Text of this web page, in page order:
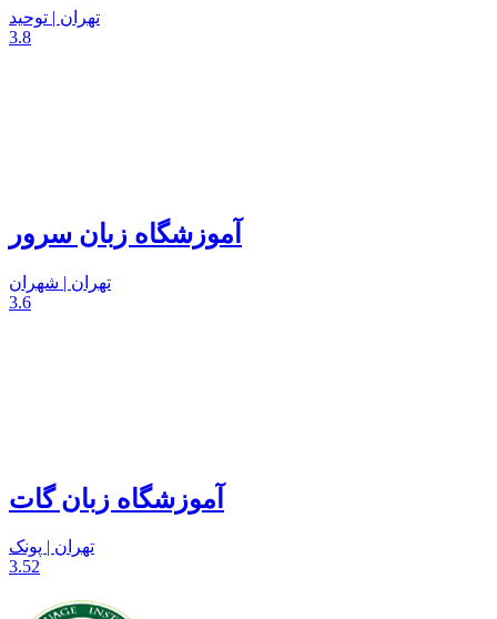
تهران | توحید
3.8
آموزشگاه زبان سرور
تهران | شهران
3.6
آموزشگاه زبان گات
تهران | پونک
3.52